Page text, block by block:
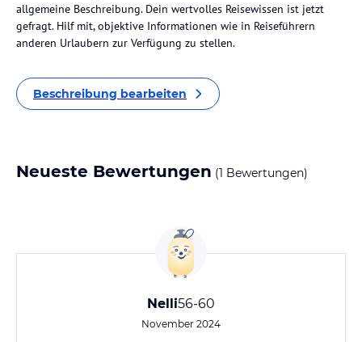
allgemeine Beschreibung. Dein wertvolles Reisewissen ist jetzt
gefragt. Hilf mit, objektive Informationen wie in Reiseführern
anderen Urlaubern zur Verfügung zu stellen.
Beschreibung bearbeiten
Neueste Bewertungen (1 Bewertungen)
Nelli56-60
November 2024